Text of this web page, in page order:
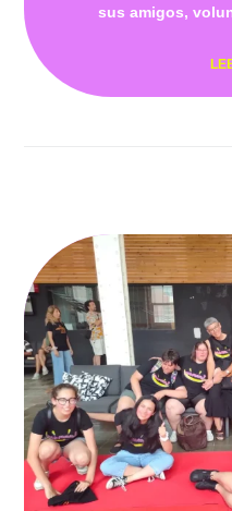
sus amigos,